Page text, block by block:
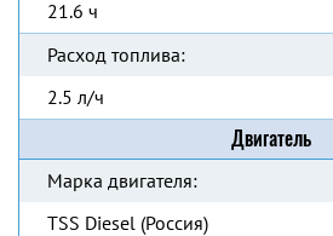
21.6 ч
Расход топлива:
2.5 л/ч
Двигатель
Марка двигателя:
TSS Diesel (Россия)